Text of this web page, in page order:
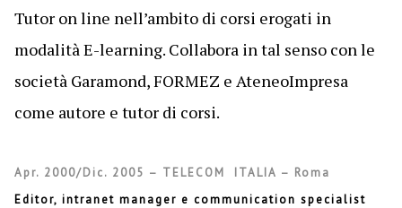
Tutor on line nell’ambito di corsi erogati in
modalità E-learning. Collabora in tal senso con le
società Garamond, FORMEZ e AteneoImpresa
come autore e tutor di corsi.
Apr. 2000/Dic. 2005 – TELECOM ITALIA – Roma
Editor, intranet manager e communication specialist